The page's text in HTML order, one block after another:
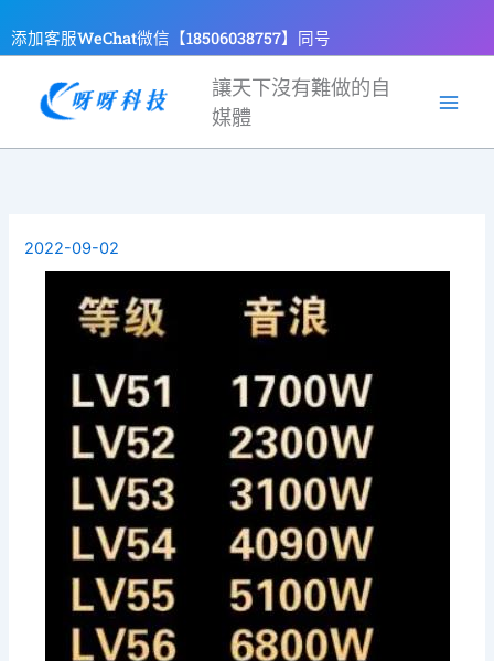
至
容
添加客服WeChat微信【18506038757】同号
讓天下沒有難做的自
媒體
2022-09-02